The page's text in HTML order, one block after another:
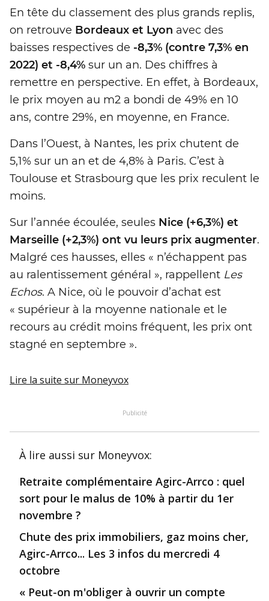
En tête du classement des plus grands replis,
on retrouve Bordeaux et Lyon avec des
baisses respectives de -8,3% (contre 7,3% en
2022) et -8,4% sur un an. Des chiffres à
remettre en perspective. En effet, à Bordeaux,
le prix moyen au m2 a bondi de 49% en 10
ans, contre 29%, en moyenne, en France.
Dans l’Ouest, à Nantes, les prix chutent de
5,1% sur un an et de 4,8% à Paris. C’est à
Toulouse et Strasbourg que les prix reculent le
moins.
Sur l’année écoulée, seules Nice (+6,3%) et
Marseille (+2,3%) ont vu leurs prix augmenter.
Malgré ces hausses, elles « n’échappent pas
au ralentissement général », rappellent Les
Echos. A Nice, où le pouvoir d’achat est
« supérieur à la moyenne nationale et le
recours au crédit moins fréquent, les prix ont
stagné en septembre ».
Lire la suite sur Moneyvox
Publicité
À lire aussi sur Moneyvox:
Retraite complémentaire Agirc-Arrco : quel
sort pour le malus de 10% à partir du 1er
novembre ?
Chute des prix immobiliers, gaz moins cher,
Agirc-Arrco... Les 3 infos du mercredi 4
octobre
« Peut-on m'obliger à ouvrir un compte